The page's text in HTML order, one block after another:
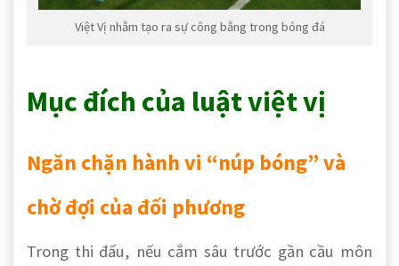
Việt Vị nhằm tạo ra sự công bằng trong bóng đá
Mục đích của luật việt vị
Ngăn chặn hành vi “núp bóng” và
chờ đợi của đối phương
Trong thi đấu, nếu cắm sâu trước gần cầu môn